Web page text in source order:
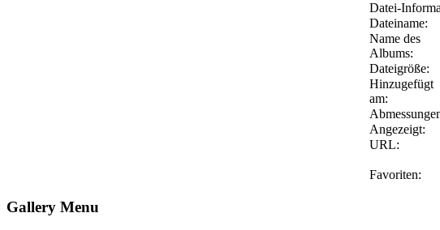
Datei-
Dateiname:
Name des
Albums:
Dateigröße:
Hinzugefügt
am:
Angezeigt:
URL:
Favoriten:
Gallery Menu